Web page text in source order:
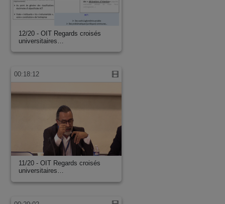
12/20 - OIT Regards croisés
universitaires…
00:18:12
11/20 - OIT Regards croisés
universitaires…